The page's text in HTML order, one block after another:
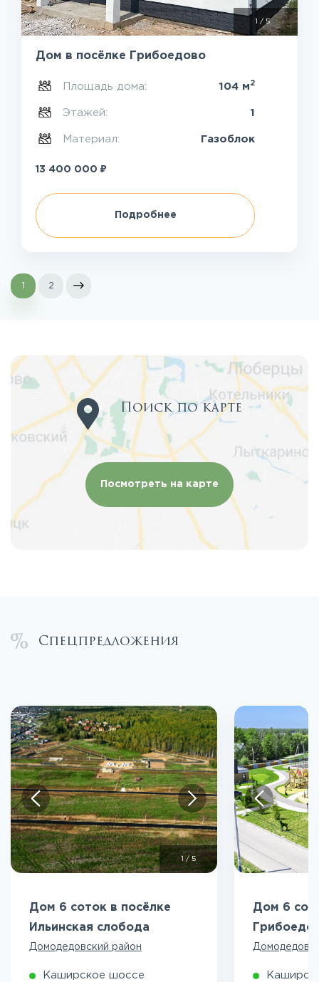
/ 5
Дом в посёлке Грибоедово
Площадь дома: 104 м 2
Этажей: 1
Материал: Газоблок
13 400 000 ₽
Подробнее
1 2
Поиск по карте
Посмотреть на карте
Спецпредложения
/ 5
Дом 6 соток в посёлке
Ильинская слобода
Домодедовский район
Каширское шоссе
Дом 6